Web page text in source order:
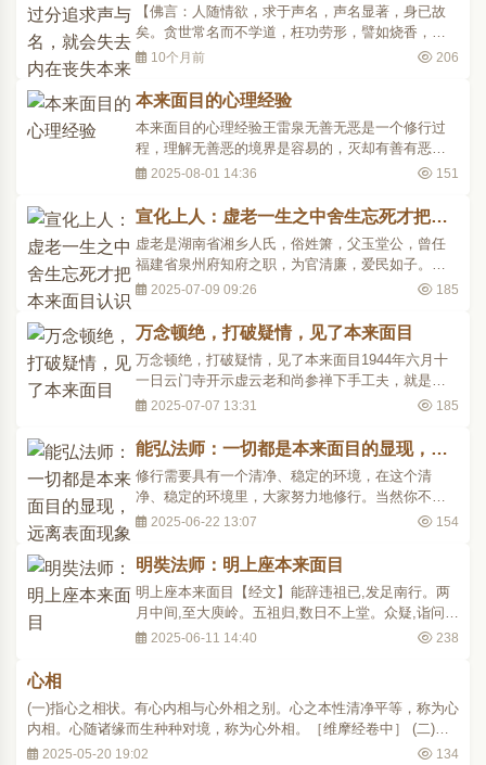
是一行三昧。作此解..
在丧失本来面目
【佛言：人随情欲，求于声名，声名显著，身已故
矣。贪世常名而不学道，枉功劳形，譬如烧香，虽
人闻香，香之烬矣，危身之火而在其后。】什么叫
百应，这是声；而且所谓居高声自远也是声，是因
声音和一个省长的..
10个月前 206
本来面目的心理经验
本来面目的心理经验王雷泉无善无恶是一个修行过
程，理解无善恶的境界是容易的，灭却有善有恶的
思是不容易的。实现无善恶的清净世界，还须从有
善恶的世界，熟悉这个善恶的世界图景，接着就开
始了为善除恶的行动，并且在世俗的赞扬声中享受
道德赞美。到了去..
2025-08-01 14:36 151
宣化上人：虚老一生之中舍生忘死才把本
来面目认识清楚
虚老是湖南省湘乡人氏，俗姓箫，父玉堂公，曾任
福建省泉州府知府之职，为官清廉，爱民如子。年
逾四十，膝下无子。夫妇到城外观音古寺求子，心
满，夫妇同梦一位老者，长须青袍，头顶观音，跨
虎而来。惊醒，胎儿降生，乃是一个肉团(八地菩
萨，才有此境界)，母..
2025-07-09 09:26 185
万念顿绝，打破疑情，见了本来面目
万念顿绝，打破疑情，见了本来面目1944年六月十
一日云门寺开示虚云老和尚参禅下手工夫，就是诸
方常说的看佛是谁这个话头，万缘放下，死心塌
搬柴运水，迎宾待客，总不离开这个话头。怎样看
法呢？先念佛数声，看此念佛的究竟是谁呢？若说
是口念的，我死了口..
2025-07-07 13:31 185
能弘法师：一切都是本来面目的显现，远
离表面现象解脱安乐
修行需要具有一个清净、稳定的环境，在这个清
净、稳定的环境里，大家努力地修行。当然你不珍
惜这个清净、稳定、合格的环境，不努力修行，那
生死问题，告诉我们怎样生得更解脱、死得更安
乐？生死解决了，人生也就没有问题了。世间所有
的文学、艺术、思想、..
2025-06-22 13:07 154
明奘法师：明上座本来面目
明上座本来面目【经文】能辞违祖已,发足南行。两
月中间,至大庾岭。五祖归,数日不上堂。众疑,诣问
曰:“和尚少病少恼否?”曰:“病即无,衣法已南传
2025-06-11 14:40 238
心相
(一)指心之相状。有心内相与心外相之别。心之本性清净平等，称为心
内相。心随诸缘而生种种对境，称为心外相。［维摩经卷中］ (二)心
之本来面目。［维摩经卷中］ (三)心之行相。即指见分。［圆觉经］
2025-05-20 19:02 134